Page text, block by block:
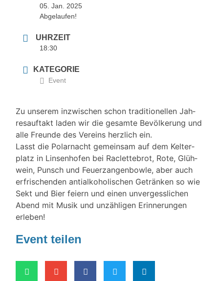
05. Jan. 2025
Abgelaufen!
UHRZEIT
18:30
KATEGORIE
Event
Zu unse­rem inzwi­schen schon tra­di­tio­nel­len Jah­
res­auf­takt laden wir die gesam­te Bevöl­ke­rung und
alle Freun­de des Ver­eins herz­lich ein.
Lasst die Polar­nacht gemein­sam auf dem Kel­ter­
platz in Lin­sen­ho­fen bei Raclette­brot, Rote, Glüh­
wein, Punsch und Feu­er­zan­gen­bow­le, aber auch
erfri­schen­den anti­al­ko­ho­li­schen Geträn­ken so wie
Sekt und Bier fei­ern und einen unver­gess­li­chen
Abend mit Musik und unzäh­li­gen Erin­ne­run­gen
erleben!
Event teilen